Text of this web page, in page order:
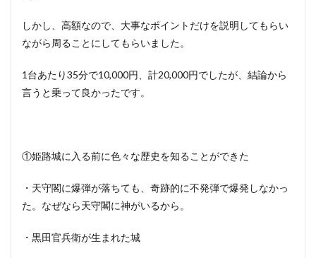
しかし、高額なので、大事なポイントだけを説明してもらい
ながら周ることにしてもらいました。
1台あたり35分で10,000円、計20,000円でしたが、結論から
言うと乗って良かったです。
①姫路城に入る前に色々な歴史を知ることができた
・天守閣に爆弾が落ちても、奇跡的に不発弾で爆発しなかっ
た。なぜなら天守閣に神がいるから。
・黒田官兵衛が生まれた城